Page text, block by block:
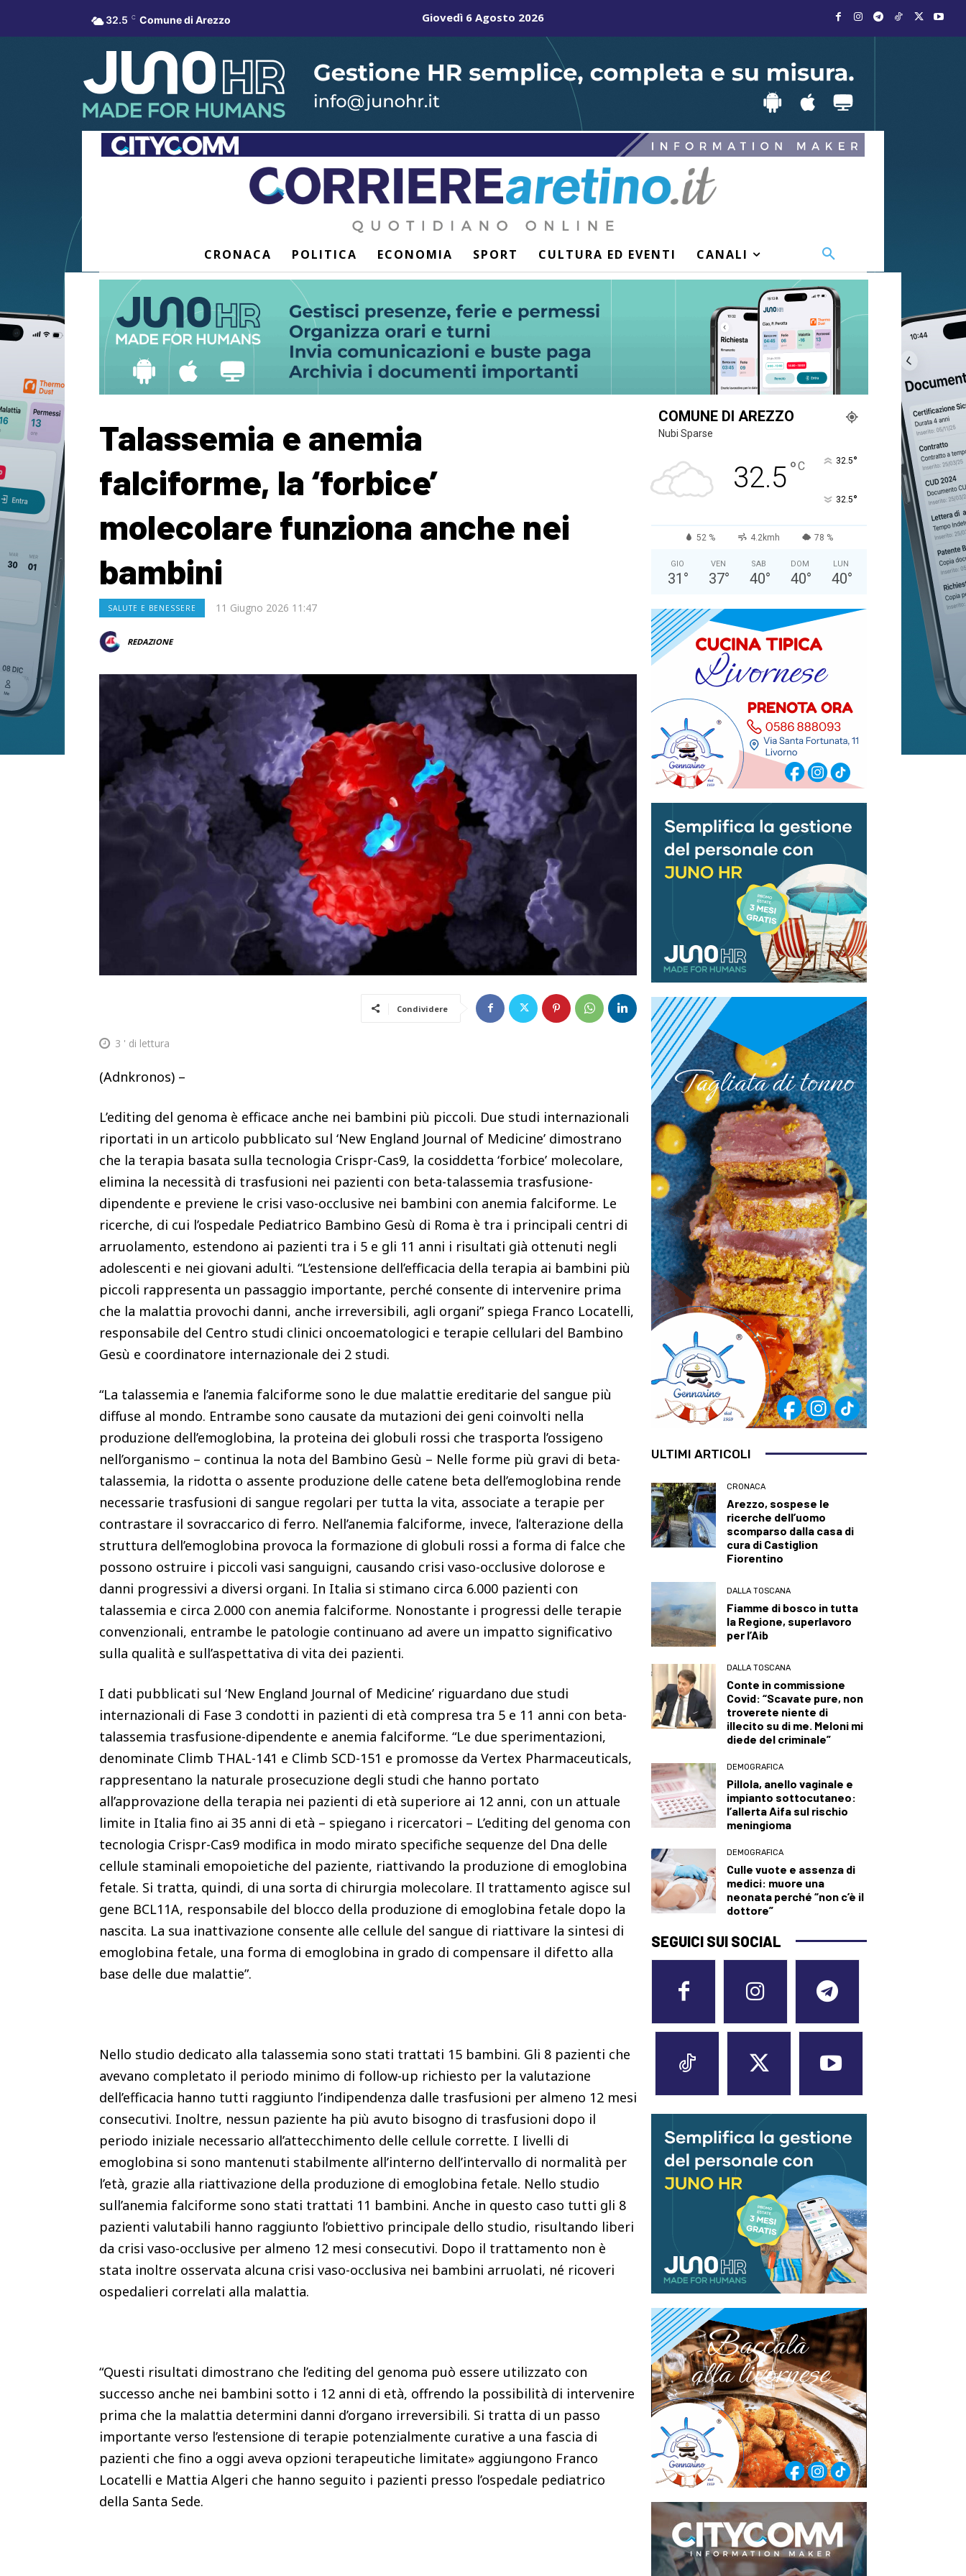
32.5 C Comune di Arezzo Giovedì 6 Agosto 2026
CRONACA POLITICA ECONOMIA SPORT CULTURA ED EVENTI CANALI
Talassemia e anemia
falciforme, la ‘forbice’
molecolare funziona anche nei
bambini
SALUTE E BENESSERE 11 Giugno 2026 11:47
REDAZIONE
Condividere
3 ' di lettura
(Adnkronos) –
L’editing del genoma è efficace anche nei bambini più piccoli. Due studi internazionali
riportati in un articolo pubblicato sul ‘New England Journal of Medicine’ dimostrano
che la terapia basata sulla tecnologia Crispr-Cas9, la cosiddetta ‘forbice’ molecolare,
elimina la necessità di trasfusioni nei pazienti con beta-talassemia trasfusione-
dipendente e previene le crisi vaso-occlusive nei bambini con anemia falciforme. Le
ricerche, di cui l’ospedale Pediatrico Bambino Gesù di Roma è tra i principali centri di
arruolamento, estendono ai pazienti tra i 5 e gli 11 anni i risultati già ottenuti negli
adolescenti e nei giovani adulti. “L’estensione dell’efficacia della terapia ai bambini più
piccoli rappresenta un passaggio importante, perché consente di intervenire prima
che la malattia provochi danni, anche irreversibili, agli organi” spiega Franco Locatelli,
responsabile del Centro studi clinici oncoematologici e terapie cellulari del Bambino
Gesù e coordinatore internazionale dei 2 studi.
“La talassemia e l’anemia falciforme sono le due malattie ereditarie del sangue più
diffuse al mondo. Entrambe sono causate da mutazioni dei geni coinvolti nella
produzione dell’emoglobina, la proteina dei globuli rossi che trasporta l’ossigeno
nell’organismo – continua la nota del Bambino Gesù – Nelle forme più gravi di beta-
talassemia, la ridotta o assente produzione delle catene beta dell’emoglobina rende
necessarie trasfusioni di sangue regolari per tutta la vita, associate a terapie per
contrastare il sovraccarico di ferro. Nell’anemia falciforme, invece, l’alterazione della
struttura dell’emoglobina provoca la formazione di globuli rossi a forma di falce che
possono ostruire i piccoli vasi sanguigni, causando crisi vaso-occlusive dolorose e
danni progressivi a diversi organi. In Italia si stimano circa 6.000 pazienti con
talassemia e circa 2.000 con anemia falciforme. Nonostante i progressi delle terapie
convenzionali, entrambe le patologie continuano ad avere un impatto significativo
sulla qualità e sull’aspettativa di vita dei pazienti.
I dati pubblicati sul ‘New England Journal of Medicine’ riguardano due studi
internazionali di Fase 3 condotti in pazienti di età compresa tra 5 e 11 anni con beta-
talassemia trasfusione-dipendente e anemia falciforme. “Le due sperimentazioni,
denominate Climb THAL-141 e Climb SCD-151 e promosse da Vertex Pharmaceuticals,
rappresentano la naturale prosecuzione degli studi che hanno portato
all’approvazione della terapia nei pazienti di età superiore ai 12 anni, con un attuale
limite in Italia fino ai 35 anni di età – spiegano i ricercatori – L’editing del genoma con
tecnologia Crispr-Cas9 modifica in modo mirato specifiche sequenze del Dna delle
cellule staminali emopoietiche del paziente, riattivando la produzione di emoglobina
fetale. Si tratta, quindi, di una sorta di chirurgia molecolare. Il trattamento agisce sul
gene BCL11A, responsabile del blocco della produzione di emoglobina fetale dopo la
nascita. La sua inattivazione consente alle cellule del sangue di riattivare la sintesi di
emoglobina fetale, una forma di emoglobina in grado di compensare il difetto alla
base delle due malattie”.
Nello studio dedicato alla talassemia sono stati trattati 15 bambini. Gli 8 pazienti che
avevano completato il periodo minimo di follow-up richiesto per la valutazione
dell’efficacia hanno tutti raggiunto l’indipendenza dalle trasfusioni per almeno 12 mesi
consecutivi. Inoltre, nessun paziente ha più avuto bisogno di trasfusioni dopo il
periodo iniziale necessario all’attecchimento delle cellule corrette. I livelli di
emoglobina si sono mantenuti stabilmente all’interno dell’intervallo di normalità per
l’età, grazie alla riattivazione della produzione di emoglobina fetale. Nello studio
sull’anemia falciforme sono stati trattati 11 bambini. Anche in questo caso tutti gli 8
pazienti valutabili hanno raggiunto l’obiettivo principale dello studio, risultando liberi
da crisi vaso-occlusive per almeno 12 mesi consecutivi. Dopo il trattamento non è
stata inoltre osservata alcuna crisi vaso-occlusiva nei bambini arruolati, né ricoveri
ospedalieri correlati alla malattia.
“Questi risultati dimostrano che l’editing del genoma può essere utilizzato con
successo anche nei bambini sotto i 12 anni di età, offrendo la possibilità di intervenire
prima che la malattia determini danni d’organo irreversibili. Si tratta di un passo
importante verso l’estensione di terapie potenzialmente curative a una fascia di
pazienti che fino a oggi aveva opzioni terapeutiche limitate» aggiungono Franco
Locatelli e Mattia Algeri che hanno seguito i pazienti presso l’ospedale pediatrico
della Santa Sede.
COMUNE DI AREZZO
Nubi Sparse
32.5°C 32.5°
32.5°
52 % 4.2kmh 78 %
GIO
31 °
VEN
37°
SAB
40°
DOM
40°
LUN
40°
ULTIMI ARTICOLI
CRONACA
Arezzo, sospese le
ricerche dell’uomo
scomparso dalla casa di
cura di Castiglion
Fiorentino
DALLA TOSCANA
Fiamme di bosco in tutta
la Regione, superlavoro
per l’Aib
DALLA TOSCANA
Conte in commissione
Covid: “Scavate pure, non
troverete niente di
illecito su di me. Meloni mi
diede del criminale”
DEMOGRAFICA
Pillola, anello vaginale e
impianto sottocutaneo:
l’allerta Aifa sul rischio
meningioma
DEMOGRAFICA
Culle vuote e assenza di
medici: muore una
neonata perché “non c’è il
dottore”
SEGUICI SUI SOCIAL